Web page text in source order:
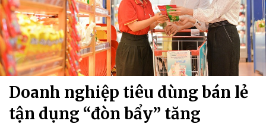
Doanh nghiệp tiêu dùng bán lẻ
tận dụng “đòn bẩy” tăng